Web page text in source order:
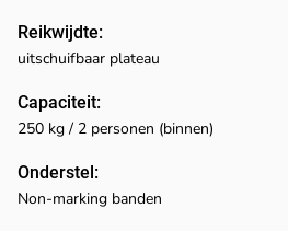
Reikwijdte:
Capaciteit:
Onderstel:
uitschuifbaar plateau
250 kg / 2 personen (binnen)
Non-marking banden